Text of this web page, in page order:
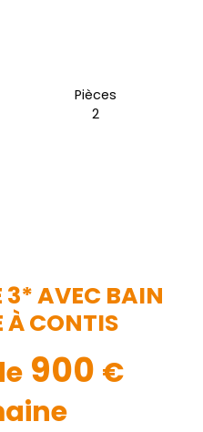
Pièces
2
3* AVEC BAIN
À CONTIS
900 €